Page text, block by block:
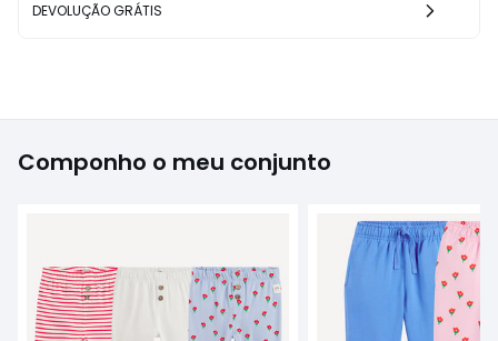
DEVOLUÇÃO GRÁTIS
Componho o meu conjunto